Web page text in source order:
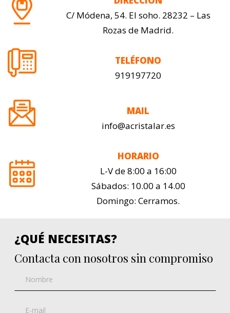
C/ Módena, 54. El soho. 28232 – Las
Rozas de Madrid.
TELÉFONO
919197720
MAIL
info@acristalar.es
HORARIO
L-V de 8:00 a 16:00
Sábados: 10.00 a 14.00
Domingo: Cerramos.
¿QUÉ NECESITAS?
Contacta con nosotros sin compromiso